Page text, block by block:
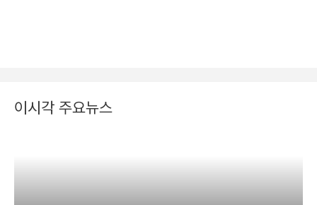
이시각 주요뉴스